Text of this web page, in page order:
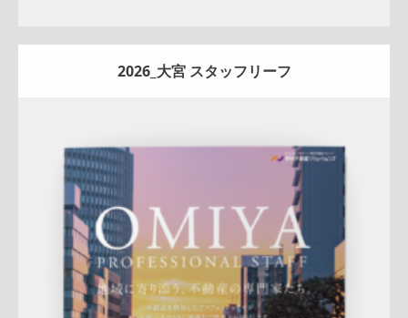
2026_大宮 スタッフリーフ
Update: 2026.07.01